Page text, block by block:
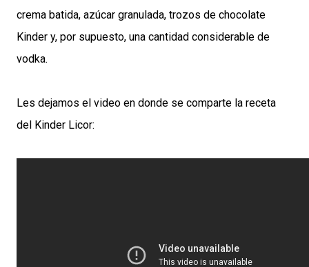
crema batida, azúcar granulada, trozos de chocolate
Kinder y, por supuesto, una cantidad considerable de
vodka.
Les dejamos el video en donde se comparte la receta
del Kinder Licor: